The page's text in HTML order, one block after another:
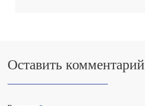
Оставить комментарий